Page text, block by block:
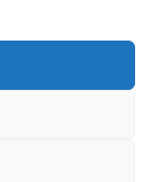
P.iva
e